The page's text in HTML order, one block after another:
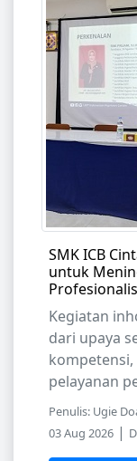
SMK ICB
untuk
Kegiatan
dari upaya
pelayanan
Penulis: Ugie
03 Aug 2026 |